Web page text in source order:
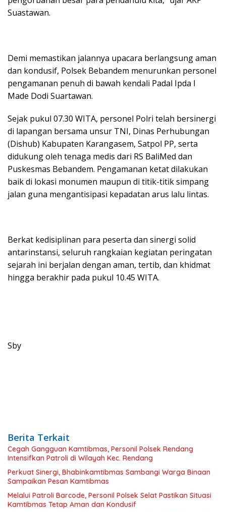
Suastawan.
​Demi memastikan jalannya upacara berlangsung aman
dan kondusif, Polsek Bebandem menurunkan personel
pengamanan penuh di bawah kendali Padal Ipda I
Made Dodi Suartawan.
​Sejak pukul 07.30 WITA, personel Polri telah bersinergi
di lapangan bersama unsur TNI, Dinas Perhubungan
(Dishub) Kabupaten Karangasem, Satpol PP, serta
didukung oleh tenaga medis dari RS BaliMed dan
Puskesmas Bebandem. Pengamanan ketat dilakukan
baik di lokasi monumen maupun di titik-titik simpang
jalan guna mengantisipasi kepadatan arus lalu lintas.
​Berkat kedisiplinan para peserta dan sinergi solid
antarinstansi, seluruh rangkaian kegiatan peringatan
sejarah ini berjalan dengan aman, tertib, dan khidmat
hingga berakhir pada pukul 10.45 WITA.
Sby
Berita Terkait
Cegah Gangguan Kamtibmas, Personil Polsek Rendang
Intensifkan Patroli di Wilayah Kec. Rendang
Perkuat Sinergi, Bhabinkamtibmas Sambangi Warga Binaan
Sampaikan Pesan Kamtibmas
Melalui Patroli Barcode, Personil Polsek Selat Pastikan Situasi
Kamtibmas Tetap Aman dan Kondusif